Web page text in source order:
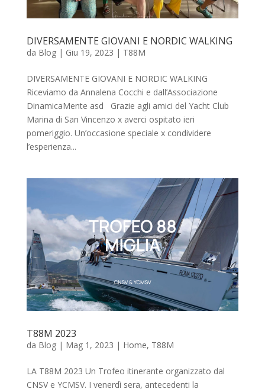
DIVERSAMENTE GIOVANI E NORDIC WALKING
da Blog| Giu 19, 2023 | T88M
DIVERSAMENTE GIOVANI E NORDIC WALKING
Riceviamo da Annalena Cocchi e dall’Associazione
DinamicaMente asd Grazie agli amici del Yacht Club
Marina di San Vincenzo x averci ospitato ieri
pomeriggio. Un’occasione speciale x condividere
l’esperienza...
T88M 2023
da Blog| Mag 1, 2023 | Home, T88M
LA T88M 2023 Un Trofeo itinerante organizzato dal
CNSV e YCMSV. I venerdì sera, antecedenti la